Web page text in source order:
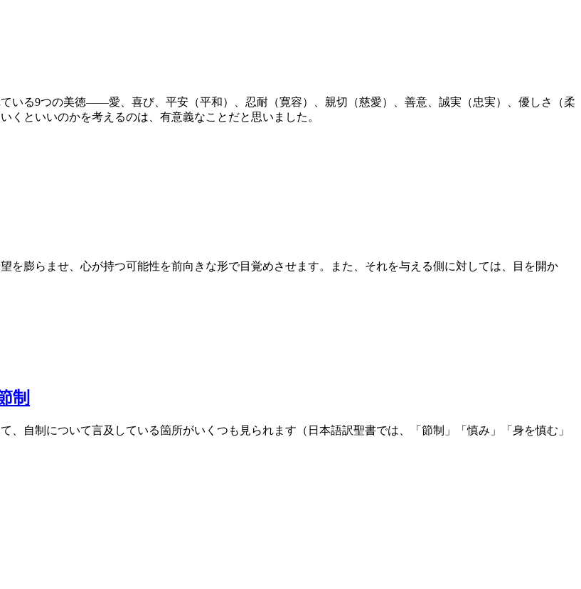
いる9つの美徳――愛、喜び、平安（平和）、忍耐（寛容）、親切（慈愛）、善意、誠実（忠実）、優しさ（柔
といいのかを考えるのは、有意義なことだと思いました。
を膨らませ、心が持つ可能性を前向きな形で目覚めさせます。また、それを与える側に対しては、目を開か
制
自制について言及している箇所がいくつも見られます（日本語訳聖書では、「節制」「慎み」「身を慎む」